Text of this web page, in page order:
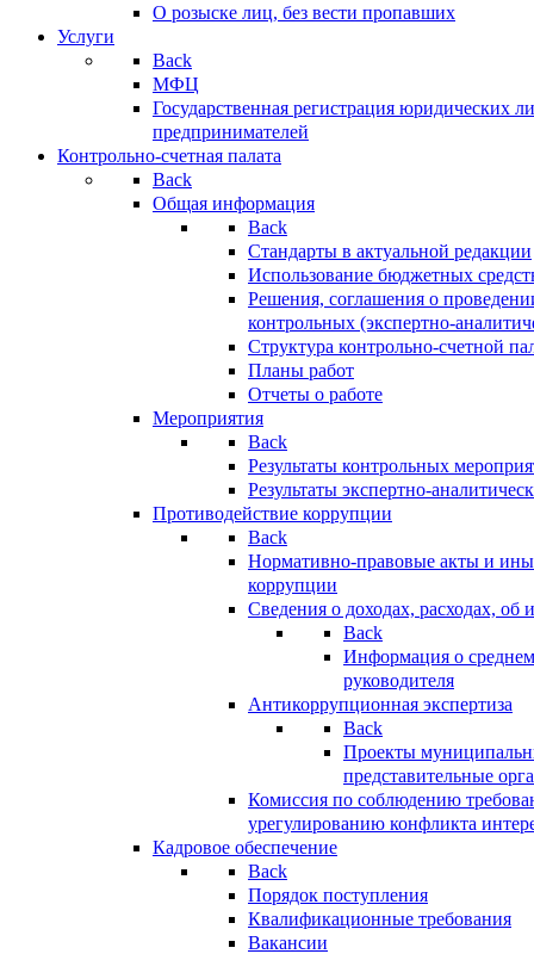
О розыске лиц, без вести пропавших
Услуги
Back
МФЦ
Государственная регистрация юридических
предпринимателей
Контрольно-счетная палата
Back
Общая информация
Back
Стандарты в актуальной редакции
Использование бюджетных
Решения, соглашения о
контрольных (экспертно-
Структура контрольно-счетной
Планы работ
Отчеты о работе
Мероприятия
Back
Результаты контрольных
Результаты экспертно-
Противодействие коррупции
Back
Нормативно-правовые акты и
коррупции
Сведения о доходах, расходах, об
Back
Информация о
руководителя
Антикоррупционная экспертиза
Back
Проекты
представительные
Комиссия по соблюдению
урегулированию конфликта
Кадровое обеспечение
Back
Порядок поступления
Квалификационные требования
Вакансии